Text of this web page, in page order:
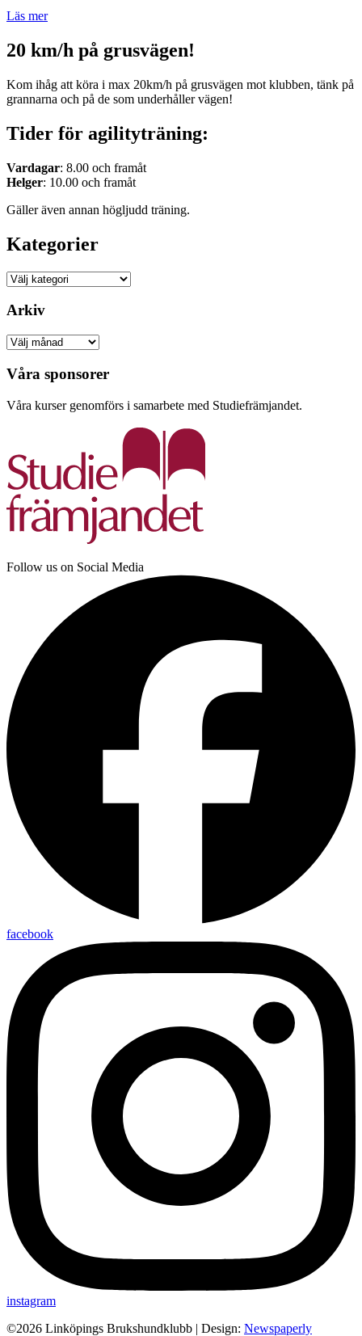
Läs mer
20 km/h på grusvägen!
Kom ihåg att köra i max 20km/h på grusvägen mot klubben, tänk på
grannarna och på de som underhåller vägen!
Tider för agilityträning:
Vardagar: 8.00 och framåt
Helger: 10.00 och framåt
Gäller även annan högljudd träning.
Kategorier
Kategorier
Arkiv
Arkiv
Våra sponsorer
Våra kurser genomförs i samarbete med Studiefrämjandet.
Follow us on Social Media
facebook
instagram
©2026 Linköpings Brukshundklubb | Design: Newspaperly